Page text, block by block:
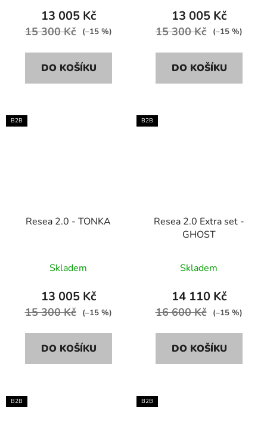
13 005 Kč
15 300 Kč (–15 %)
DO KOŠÍKU
13 005 Kč
15 300 Kč (–15 %)
DO KOŠÍKU
B2B
Resea 2.0 - TONKA
Skladem
13 005 Kč
15 300 Kč (–15 %)
DO KOŠÍKU
B2B
Resea 2.0 Extra set -
GHOST
Skladem
14 110 Kč
16 600 Kč (–15 %)
DO KOŠÍKU
B2B B2B